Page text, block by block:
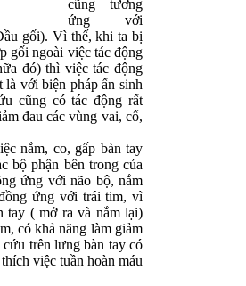
cũng tương
ứng với
gối). Vì thế, khi ta bị
gối ngoài việc tác động
đó) thì việc tác động
là với biện pháp ấn sinh
cũng có tác động rất
đau các vùng vai, cổ,
nắm, co, gấp bàn tay
bộ phận bên trong của
ứng với não bộ, nắm
ứng với trái tim, vì
tay ( mở ra và nắm lại)
có khả năng làm giảm
trên lưng bàn tay có
việc tuần hoàn máu